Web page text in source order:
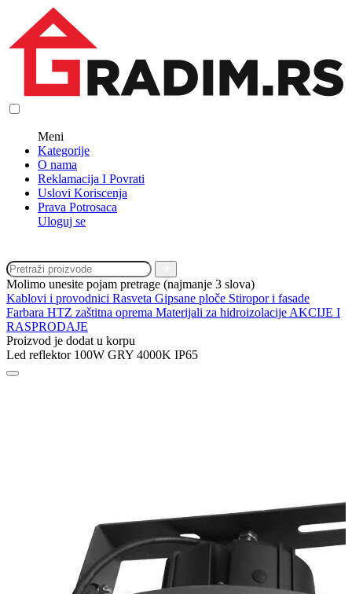
Meni
Kategorije
O nama
Reklamacija I Povrati
Uslovi Koriscenja
Prava Potrosaca
Uloguj se
Molimo unesite pojam pretrage (najmanje 3 slova)
Kablovi i provodnici Rasveta Gipsane ploče Stiropor i fasade
Farbara HTZ zaštitna oprema Materijali za hidroizolacije AKCIJE I
RASPRODAJE
Proizvod je dodat u korpu
Led reflektor 100W GRY 4000K IP65